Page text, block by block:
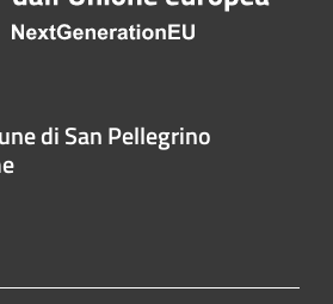
di San Pellegrino